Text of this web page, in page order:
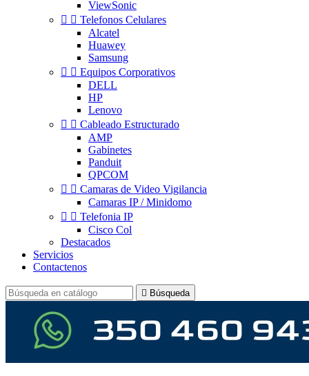
ViewSonic
  Telefonos Celulares
Alcatel
Huawey
Samsung
  Equipos Corporativos
DELL
HP
Lenovo
  Cableado Estructurado
AMP
Gabinetes
Panduit
QPCOM
  Camaras de Video Vigilancia
Camaras IP / Minidomo
  Telefonia IP
Cisco Col
Destacados
Servicios
Contactenos
 Búsqueda